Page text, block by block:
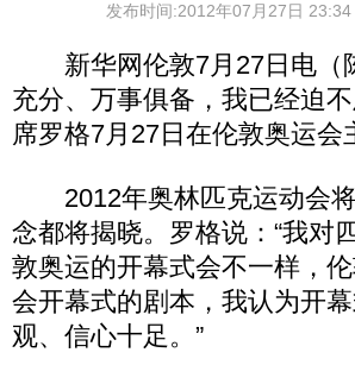
发布时间:2012年07月27日 23:34
新华网伦敦7月27日电（
充分、万事俱备，我已经迫
席罗格7月27日在伦敦奥运
2012年奥林匹克运动会将
念都将揭晓。罗格说：“我对
敦奥运的开幕式会不一样，
会开幕式的剧本，我认为开
观、信心十足。”